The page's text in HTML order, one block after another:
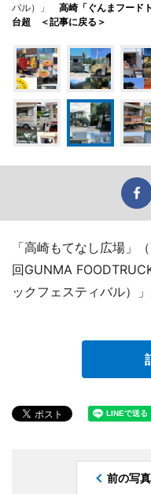
バル）」 高崎「ぐんまフード
台超 ＜記事に戻る＞
「高崎もてなし広場」
回GUNMA
ックフェスティバル）」
前の写真